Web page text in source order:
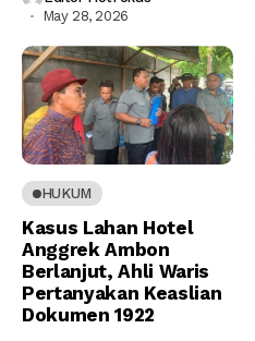
May 28, 2026
HUKUM
Kasus Lahan Hotel
Anggrek Ambon
Berlanjut, Ahli Waris
Pertanyakan Keaslian
Dokumen 1922